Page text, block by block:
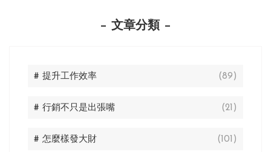
文章分類
# 提升工作效率 (89)
# 行銷不只是出張嘴 (21)
# 怎麼樣發大財 (101)